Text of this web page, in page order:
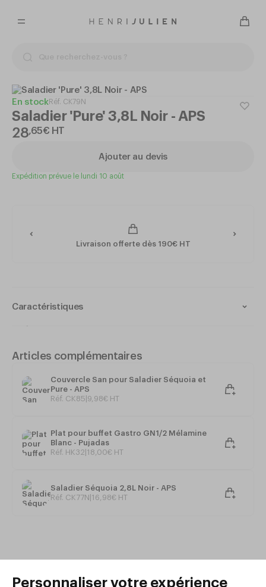
En stockRéf. CK79N
Saladier 'Pure' 3,8L Noir - APS
28,65€ HT
Ajouter au devis
Expédition prévue le lundi 10 août
Livraison offerte dès 190€ HT
Caractéristiques
Coloris: Noir
Contenance 3,8 Litres
Dimensions: 250 x 250 x h120mm
Option couvercle disponible
Articles complémentaires
Couvercle San pour Saladier Séquoia et
Pure - APS
Réf. CK85 9 98€ HT
Plat pour buffet Gastro GN1/2 Mélamine
Blanc - Pujadas
Réf. HK32 18 00€ HT
Saladier Séquoia 2,8L Noir - APS
Réf. CK77N 16 98€ HT